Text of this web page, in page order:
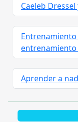
Caeleb
Entrenamiento
entrenamiento
Aprender a